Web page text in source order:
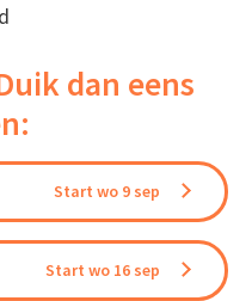
dan eens
Start wo 9 sep
Start wo 16 sep